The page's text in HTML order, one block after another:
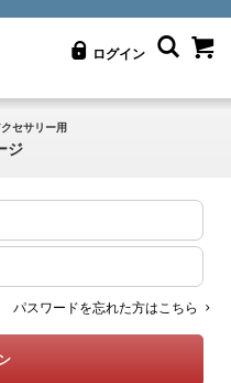
ログイン
セサリー用
ジ
パスワードを忘れた方はこちら